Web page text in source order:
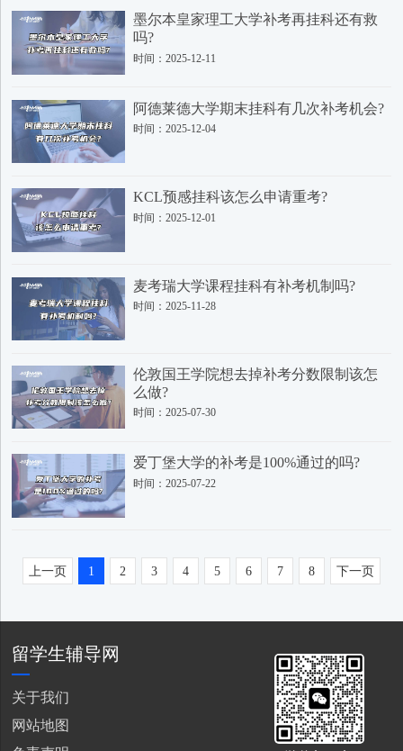
墨尔本皇家理工大学补考再挂科还有救
吗?
时间：2025-12-11
阿德莱德大学期末挂科有几次补考机会?
时间：2025-12-04
KCL预感挂科该怎么申请重考?
时间：2025-12-01
麦考瑞大学课程挂科有补考机制吗?
时间：2025-11-28
伦敦国王学院想去掉补考分数限制该怎
么做?
时间：2025-07-30
爱丁堡大学的补考是100%通过的吗?
时间：2025-07-22
上一页 1 2 3 4 5 6 7 8 下一页
留学生辅导网
关于我们
网站地图